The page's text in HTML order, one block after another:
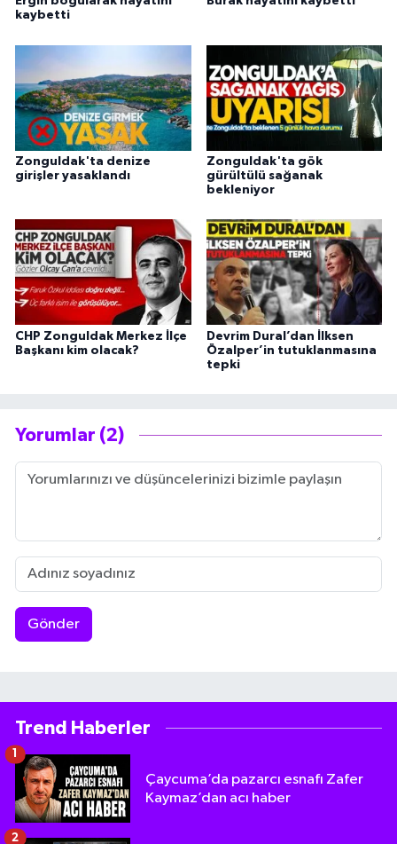
kaybetti
Zonguldak'ta denize
girişler yasaklandı
Zonguldak'ta gök
gürültülü sağanak
bekleniyor
CHP Zonguldak Merkez İlçe
Başkanı kim olacak?
Devrim Dural’dan İlksen
Özalper’in tutuklanmasına
tepki
Yorumlar (2)
Gönder
Trend Haberler
Çaycuma’da pazarcı esnafı Zafer
Kaymaz’dan acı haber
2